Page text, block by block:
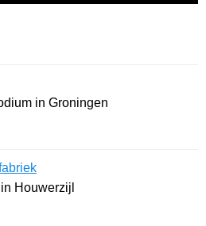
in Groningen
Houwerzijl